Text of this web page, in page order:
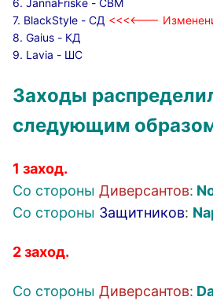
6. JannaFriske - СВМ
7. BlackStyle - СД <<<<---
8. Gaius - КД
9. Lavia - ШС
Заходы
следующим
1 заход.
Со стороны Диверсантов:
Со стороны Защитников:
2 заход.
Со стороны Диверсантов: